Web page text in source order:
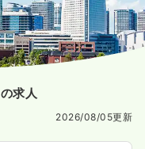
の求人
2026/08/05更新